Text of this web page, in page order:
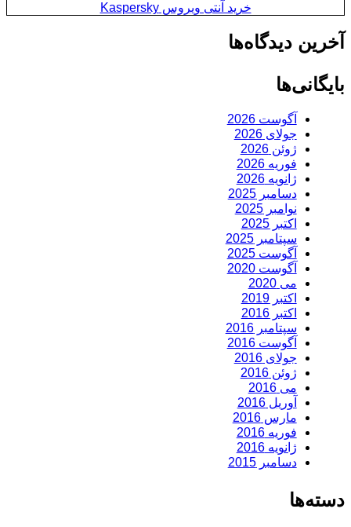
خرید آنتی ویروس Kaspersky
آخرین دیدگاه‌ها
بایگانی‌ها
آگوست 2026
جولای 2026
ژوئن 2026
فوریه 2026
ژانویه 2026
دسامبر 2025
نوامبر 2025
اکتبر 2025
سپتامبر 2025
آگوست 2025
آگوست 2020
می 2020
اکتبر 2019
اکتبر 2016
سپتامبر 2016
آگوست 2016
جولای 2016
ژوئن 2016
می 2016
آوریل 2016
مارس 2016
فوریه 2016
ژانویه 2016
دسامبر 2015
دسته‌ها